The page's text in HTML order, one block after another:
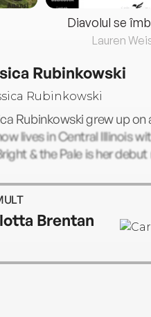
Diavolul se
Lauren
Rubinkowski
Rubinkowski grew up on
lives in Central Illinois
& the Pale is her debut
Brentan